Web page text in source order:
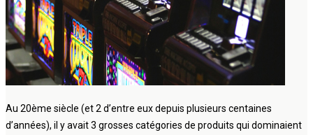
Au 20ème siècle (et 2 d’entre eux depuis plusieurs centaines
d’années), il y avait 3 grosses catégories de produits qui dominaient